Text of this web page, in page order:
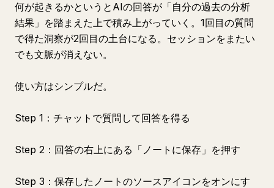
何が起きるかというとAIの回答が「自分の過去の分析
結果」を踏まえた上で積み上がっていく。1回目の質問
で得た洞察が2回目の土台になる。セッションをまたい
でも文脈が消えない。
使い方はシンプルだ。
Step 1：チャットで質問して回答を得る
Step 2：回答の右上にある「ノートに保存」を押す
Step 3：保存したノートのソースアイコンをオンにす